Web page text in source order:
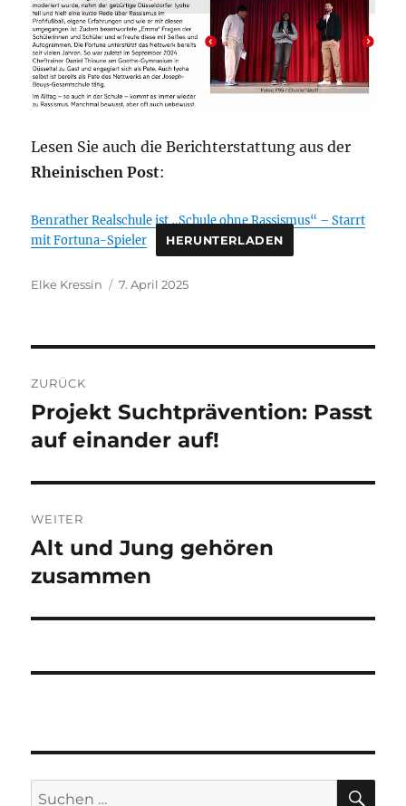
Lesen Sie auch die Berichterstattung aus der
Rheinischen Post:
Benrather Realschule ist „Schule ohne Rassismus“ – Starrt
mit Fortuna-Spieler
HERUNTERLADEN
Autor
Elke Kressin
Veröffentlicht
7. April 2025
ZURÜCK
Vorheriger
Beitrag:
Projekt Suchtprävention: Passt
auf einander auf!
WEITER
Nächster
Beitrag:
Alt und Jung gehören
zusammen
Suchen